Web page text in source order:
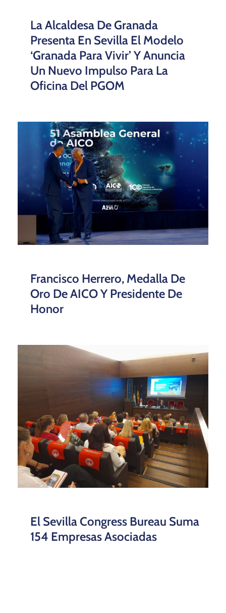
La Alcaldesa De Granada
Presenta En Sevilla El Modelo
‘Granada Para Vivir’ Y Anuncia
Un Nuevo Impulso Para La
Oficina Del PGOM
Francisco Herrero, Medalla De
Oro De AICO Y Presidente De
Honor
El Sevilla Congress Bureau Suma
154 Empresas Asociadas